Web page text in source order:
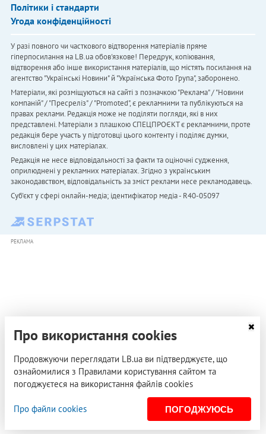
Політики і стандарти
Угода конфіденційності
У разі повного чи часткового відтворення матеріалів пряме
гіперпосилання на LB.ua обов'язкове! Передрук, копіювання,
відтворення або інше використання матеріалів, що містять посилання на
агентство "Українськi Новини" й "Українська Фото Група", заборонено.
Матеріали, які розміщуються на сайті з позначкою "Реклама" / "Новини
компаній" / "Пресреліз" / "Promoted", є рекламними та публікуються на
правах реклами. Редакція може не поділяти погляди, які в них
представлені. Матеріали з плашкою СПЕЦПРОЄКТ є рекламними, проте
редакція бере участь у підготовці цього контенту і поділяє думки,
висловлені у цих матеріалах.
Редакція не несе відповідальності за факти та оціночні судження,
оприлюднені у рекламних матеріалах. Згідно з українським
законодавством, відповідальність за зміст реклами несе рекламодавець.
Cуб'єкт у сфері онлайн-медіа; ідентифікатор медіа - R40-05097
РЕКЛАМА
Про використання cookies
Продовжуючи переглядати LB.ua ви підтверджуєте, що
ознайомилися з Правилами користування сайтом та
погоджуєтеся на використання файлів cookies
Про файли cookies ПОГОДЖУЮСЬ